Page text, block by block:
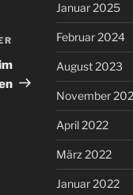
Nächster
Beitrag
Januar 2025
Februar 2024
August 2023
November
April 2022
März 2022
Januar 2022